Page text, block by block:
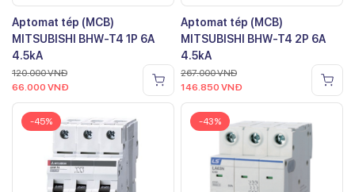
Aptomat tép (MCB)
MITSUBISHI BHW-T4 1P 6A
4.5kA
120.000VNĐ
66.000 VNĐ
Aptomat tép (MCB)
MITSUBISHI BHW-T4 2P 6A
4.5kA
267.000VNĐ
146.850 VNĐ
-45% -43%